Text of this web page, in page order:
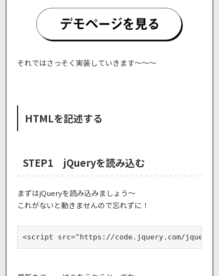
それではさっそく実装していきます〜〜〜
HTMLを記述する
STEP1 jQueryを読み込む
まずはjQueryを読み込みましょう〜
これがないと動きませんので忘れずに！
<script src="https://code.jquery.com/jquery-